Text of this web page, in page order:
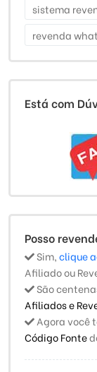
sistema
revenda
Está com
Posso
Sim,clique
Afiliado ou
São
Afiliados e
Agora você
Código Fonte